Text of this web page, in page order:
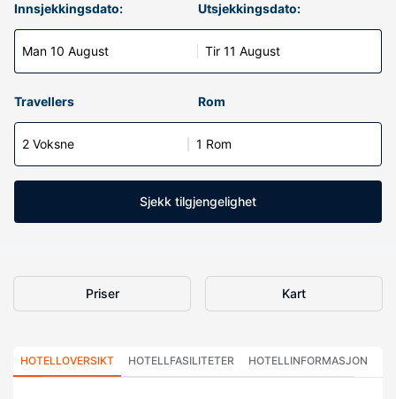
Innsjekkingsdato:
Man 10 August
Utsjekkingsdato:
Tir 11 August
Travellers Rom
2 Voksne 1 Rom
Sjekk tilgjengelighet
Priser Kart
HOTELLOVERSIKT HOTELLFASILITETER HOTELLINFORMASJON